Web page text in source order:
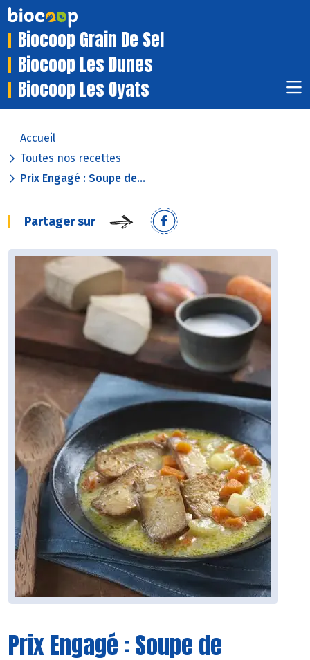
Biocoop Grain De Sel
Biocoop Les Dunes
Biocoop Les Oyats
Accueil
Toutes nos recettes
Prix Engagé : Soupe de...
Partager sur
Prix Engagé : Soupe de